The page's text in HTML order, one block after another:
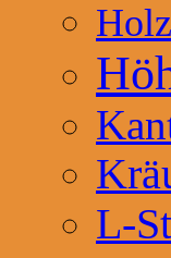
L-